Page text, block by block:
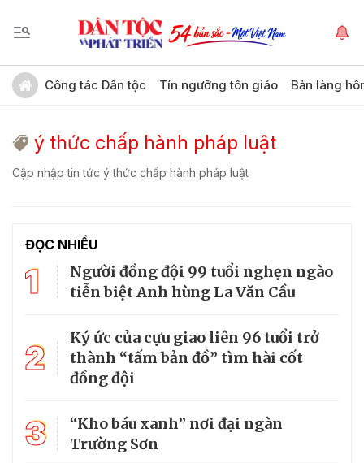
Công tác Dân tộc Tín ngưỡng tôn giáo Bản làng
ý thức chấp hành pháp luật
Cập nhập tin tức ý thức chấp hành pháp luật
ĐỌC NHIỀU
1
Người đồng đội 99 tuổi nghẹn ngào
tiễn biệt Anh hùng La Văn Cầu
2
Ký ức của cựu giao liên 96 tuổi trở
thành “tấm bản đồ” tìm hài cốt
đồng đội
3
“Kho báu xanh” nơi đại ngàn
Trường Sơn